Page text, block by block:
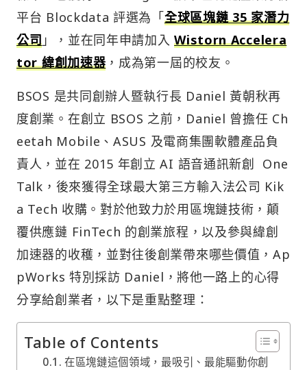
平台 Blockdata 評選為「全球區塊鏈 35 家潛力
公司 」，並在同年申請加入Wistorn Accelera
tor 緯創加速器 ，成為第一屆的校友。
BSOS 是共同創辦人暨執行長 Daniel 黃朝秋再
度創業。在創立 BSOS 之前，Daniel 曾擔任 Ch
eetah Mobile、ASUS 及電商集團軟體產品負
責人，並在 2015 年創立 AI 語音通訊新創 One
Talk，後來獲得全球最大第三方輸入法公司 Kik
a Tech 收購。對於他致力於用區塊鏈技術，顛
覆供應鏈 FinTech 的創業旅程，以及參與緯創
加速器的收穫，並對往後創業帶來哪些價值，Ap
pWorks 特別採訪 Daniel，將他一路上的心得
分享給創業者，以下是重點整理：
Table of Contents
在區塊鏈這個領域，最吸引、最能驅動你創